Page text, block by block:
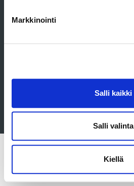
Markkinointi
Salli kaikki
Salli valinta
Kiellä